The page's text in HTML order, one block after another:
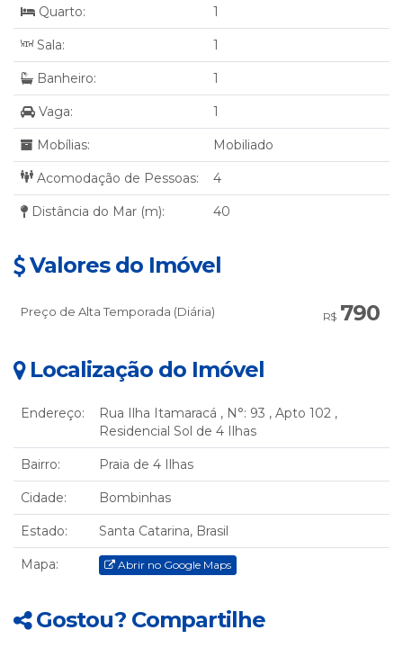
Quarto: 1
Sala: 1
Banheiro: 1
Vaga: 1
Mobílias: Mobiliado
Acomodação de Pessoas: 4
Distância do Mar (m): 40
Valores do Imóvel
R$ 790
Preço de Alta Temporada (Diária)
Localização do Imóvel
Endereço: Rua Ilha Itamaracá , N°: 93 , Apto 102 ,
Residencial Sol de 4 Ilhas
Bairro: Praia de 4 Ilhas
Cidade: Bombinhas
Estado: Santa Catarina, Brasil
Mapa: Abrir no Google Maps
Gostou? Compartilhe